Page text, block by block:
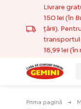
Livrare
150 lei (în
țării).
transportul
18,99 lei (în
Prima pagină